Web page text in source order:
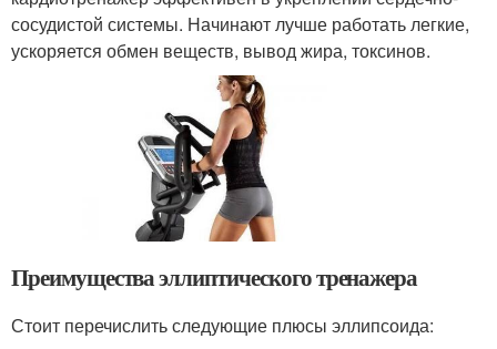
сосудистой системы. Начинают лучше работать легкие,
ускоряется обмен веществ, вывод жира, токсинов.
Преимущества эллиптического тренажера
Стоит перечислить следующие плюсы эллипсоида: